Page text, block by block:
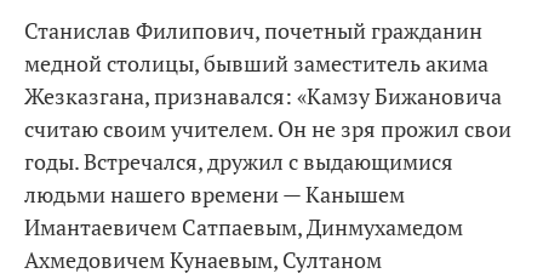
Станислав Филипович, почетный гражданин
медной столицы, бывший заместитель акима
Жезказгана, признавался: «Камзу Бижановича
считаю своим учителем. Он не зря прожил свои
годы. Встречался, дружил с выдающимися
людьми нашего времени — Канышем
Имантаевичем Сатпаевым, Динмухамедом
Ахмедовичем Кунаевым, Султаном